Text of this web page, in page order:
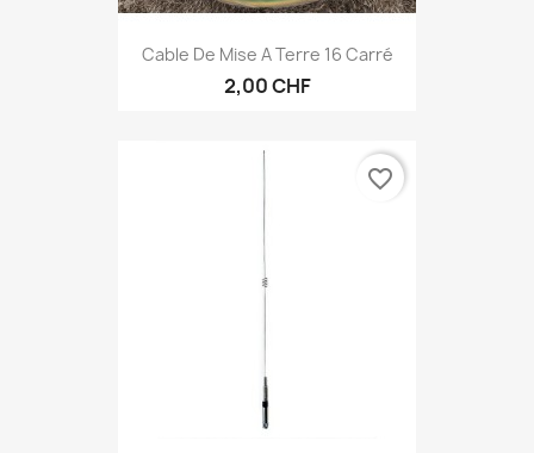
Cable De Mise A Terre 16 Carré
2,00 CHF
favorite_border